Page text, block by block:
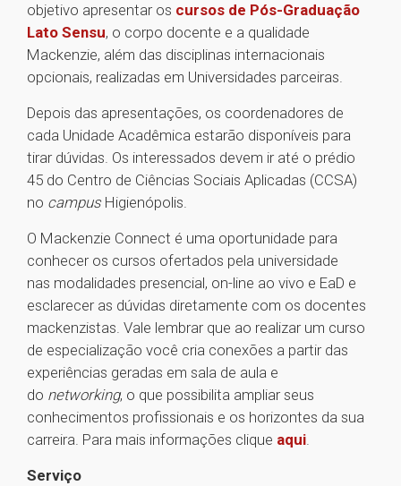
objetivo apresentar os cursos de Pós-Graduação
Lato Sensu, o corpo docente e a qualidade
Mackenzie, além das disciplinas internacionais
opcionais, realizadas em Universidades parceiras.
Depois das apresentações, os coordenadores de
cada Unidade Acadêmica estarão disponíveis para
tirar dúvidas. Os interessados devem ir até o prédio
45 do Centro de Ciências Sociais Aplicadas (CCSA)
no campus Higienópolis.
O Mackenzie Connect é uma oportunidade para
conhecer os cursos ofertados pela universidade
nas modalidades presencial, on-line ao vivo e EaD e
esclarecer as dúvidas diretamente com os docentes
mackenzistas. Vale lembrar que ao realizar um curso
de especialização você cria conexões a partir das
experiências geradas em sala de aula e
do networking, o que possibilita ampliar seus
conhecimentos profissionais e os horizontes da sua
carreira. Para mais informações clique aqui.
Serviço